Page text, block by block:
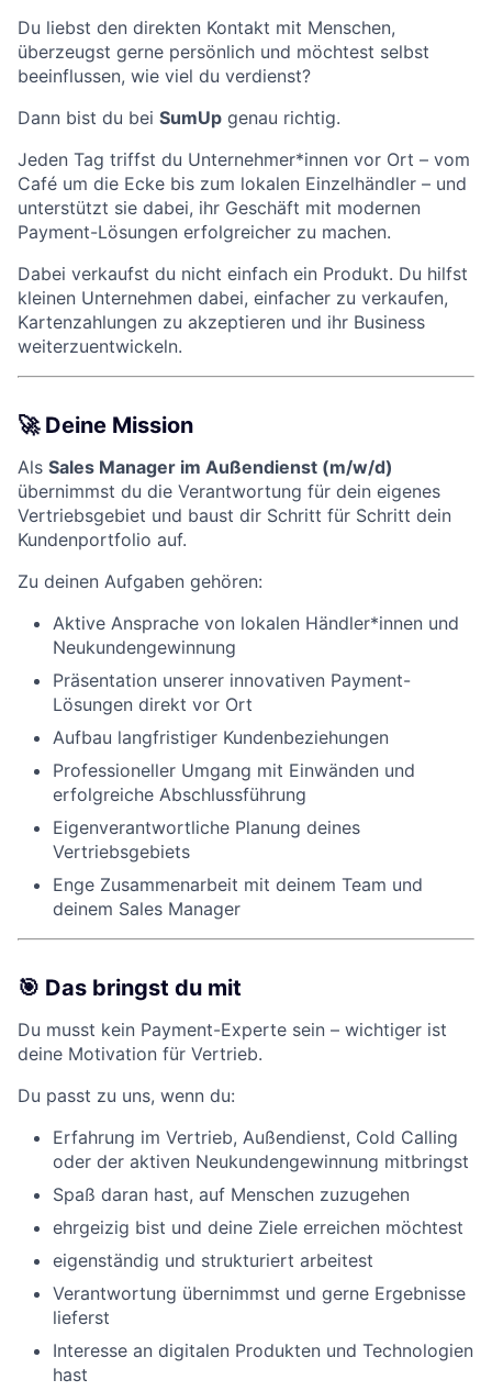
Du liebst den direkten Kontakt mit Menschen,
überzeugst gerne persönlich und möchtest selbst
beeinflussen, wie viel du verdienst?
Dann bist du bei SumUp genau richtig.
Jeden Tag triffst du Unternehmer*innen vor Ort – vom
Café um die Ecke bis zum lokalen Einzelhändler – und
unterstützt sie dabei, ihr Geschäft mit modernen
Payment-Lösungen erfolgreicher zu machen.
Dabei verkaufst du nicht einfach ein Produkt. Du hilfst
kleinen Unternehmen dabei, einfacher zu verkaufen,
Kartenzahlungen zu akzeptieren und ihr Business
weiterzuentwickeln.
🚀 Deine Mission
Als Sales Manager im Außendienst (m/w/d)
übernimmst du die Verantwortung für dein eigenes
Vertriebsgebiet und baust dir Schritt für Schritt dein
Kundenportfolio auf.
Zu deinen Aufgaben gehören:
Aktive Ansprache von lokalen Händler*innen und
Neukundengewinnung
Präsentation unserer innovativen Payment-
Lösungen direkt vor Ort
Aufbau langfristiger Kundenbeziehungen
Professioneller Umgang mit Einwänden und
erfolgreiche Abschlussführung
Eigenverantwortliche Planung deines
Vertriebsgebiets
Enge Zusammenarbeit mit deinem Team und
deinem Sales Manager
🎯 Das bringst du mit
Du musst kein Payment-Experte sein – wichtiger ist
deine Motivation für Vertrieb.
Du passt zu uns, wenn du:
Erfahrung im Vertrieb, Außendienst, Cold Calling
oder der aktiven Neukundengewinnung mitbringst
Spaß daran hast, auf Menschen zuzugehen
ehrgeizig bist und deine Ziele erreichen möchtest
eigenständig und strukturiert arbeitest
Verantwortung übernimmst und gerne Ergebnisse
lieferst
Interesse an digitalen Produkten und Technologien
hast